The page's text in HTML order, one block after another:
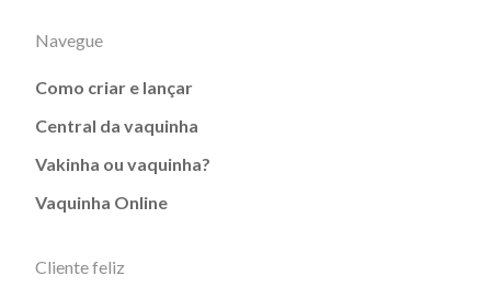
Navegue
Como criar e lançar
Central da vaquinha
Vakinha ou vaquinha?
Vaquinha Online
Cliente feliz